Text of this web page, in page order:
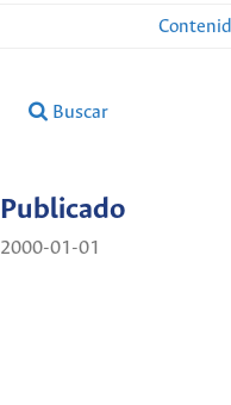
Buscar
Publicado
2000-01-01